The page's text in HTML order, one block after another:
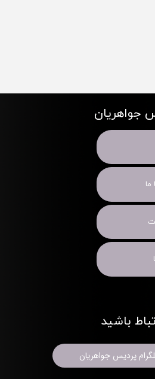
جواهریان
ما
باشید
پردیس جواهریان